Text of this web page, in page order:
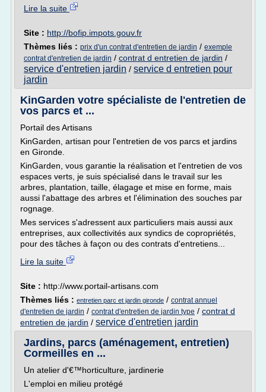
Lire la suite
Site : http://bofip.impots.gouv.fr
Thèmes liés : prix d'un contrat d'entretien de jardin / exemple
contrat d'entretien de jardin / contrat d entretien de jardin /
service d'entretien jardin / service d entretien pour
jardin
KinGarden votre spécialiste de l'entretien de
vos parcs et ...
Portail des Artisans
KinGarden, artisan pour l'entretien de vos parcs et jardins
en Gironde.
KinGarden, vous garantie la réalisation et l'entretien de vos
espaces verts, je suis spécialisé dans le travail sur les
arbres, plantation, taille, élagage et mise en forme, mais
aussi l'abattage des arbres et l'élimination des souches par
rognage.
Mes services s'adressent aux particuliers mais aussi aux
entreprises, aux collectivités aux syndics de copropriétés,
pour des tâches à façon ou des contrats d'entretiens...
Lire la suite
Site : http://www.portail-artisans.com
Thèmes liés : entretien parc et jardin gironde / contrat annuel
d'entretien de jardin / contrat d'entretien de jardin type / contrat d
entretien de jardin / service d'entretien jardin
Jardins, parcs (aménagement, entretien)
Cormeilles en ...
Un atelier d'€™horticulture, jardinerie
L'emploi en milieu protégé